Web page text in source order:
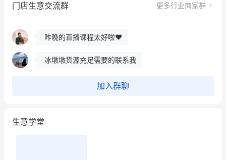
门店生意交流群 更多行业商家群
餐饮也得靠私域和服务提高竞争力
昨晚的直播课程太好啦❤️
冰墩墩货源充足需要的联系我
加入群聊
生意学堂